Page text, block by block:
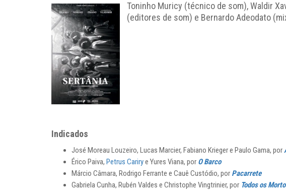
Toninho Muricy (técnico de som), Waldir
(editores de som) e Bernardo Adeodato
Indicados
José Moreau Louzeiro, Lucas Marcier, Fabiano Krieger e Paulo Gama, por
Érico Paiva, Petrus Carirye Yures Viana, por O Barco
Márcio Câmara, Rodrigo Ferrante e Cauê Custódio, por Pacarrete
Gabriela Cunha, Rubén Valdes e Christophe Vingtrinier, por Todos os